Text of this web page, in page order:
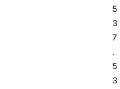
5
3
7
.
5
3